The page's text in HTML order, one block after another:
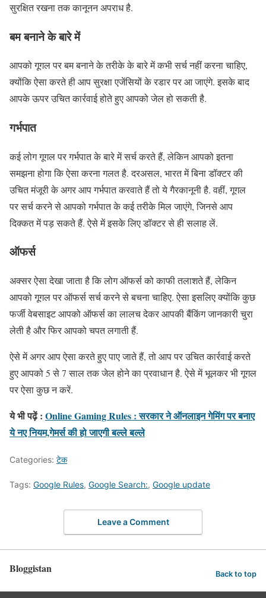
सुरक्षित रखना तक कानूनन अपराध है.
बम बनाने के बारे में
आपको गूगल पर बम बनाने के तरीके के बारे में कभी सर्च नहीं करना चाहिए,
क्योंकि ऐसा करते ही आप सुरक्षा एजेंसियों के रडार पर आ जाएंगे. इसके बाद
आपके ऊपर उचित कार्रवाई होते हुए आपको जेल हो सकती है.
गर्भपात
कई लोग गूगल पर गर्भपात के बारे में सर्च करते हैं, लेकिन आपको इतना
समझना होगा कि ऐसा करना गलत है. दरअसल, भारत में बिना डॉक्टर की
उचित मंजूरी के अगर आप गर्भपात करवाते हैं तो ये गैरकानूनी है. वहीं, गूगल
पर सर्च करने से आपको गर्भपात के कई तरीके मिल जाएंगे, जिनसे आप
दिक्कत में पड़ सकते हैं. ऐसे में इसके लिए डॉक्टर से ही सलाह लें.
ऑफर्स
अक्सर ऐसा देखा जाता है कि लोग ऑफर्स को काफी तलाशते हैं, लेकिन
आपको गूगल पर ऑफर्स सर्च करने से बचना चाहिए. ऐसा इसलिए क्योंकि कुछ
फर्जी वेबसाइट आपको ऑफर्स का लालच देकर आपकी बैंकिंग जानकारी चुरा
लेती है और फिर आपको चपत लगाती हैं.
ऐसे में अगर आप ऐसा करते हुए पाए जाते हैं, तो आप पर उचित कार्रवाई करते
हुए आपको 5 से 7 साल तक जेल होने का प्रवाधान है. ऐसे में भूलकर भी गूगल
पर ऐसा कुछ न करें.
ये भी पढ़ें : Online Gaming Rules : सरकार ने ऑनलाइन गेमिंग पर बनाए
ये नए नियम,गेमर्स की हो जाएगी बल्ले बल्ले
Categories: टेक
Tags: Google Rules, Google Search:, Google update
Leave a Comment
Bloggistan Back to top